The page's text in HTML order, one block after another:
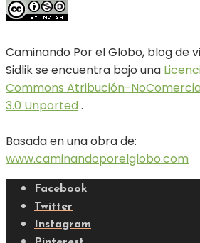
Caminando Por el Globo, blog de
Sidlik se encuentra bajo una
Commons Atribución-
3.0 Unported.
Basada en una obra de:
www.caminandoporelglobo.com
Facebook
Twitter
Instagram